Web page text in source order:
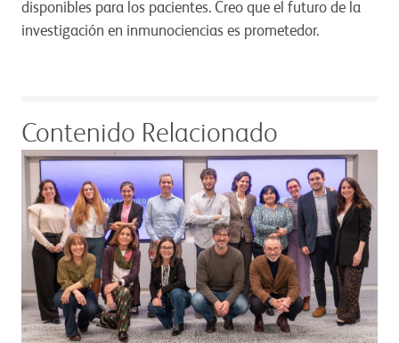
disponibles para los pacientes. Creo que el futuro de la
investigación en inmunociencias es prometedor.
Contenido Relacionado